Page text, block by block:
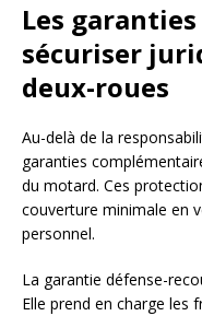
Les
sécuriser
deux-roues
Au-delà de la
garanties
du motard. Ces
couverture minimale en
personnel.
La garantie défense-
Elle prend en charge les